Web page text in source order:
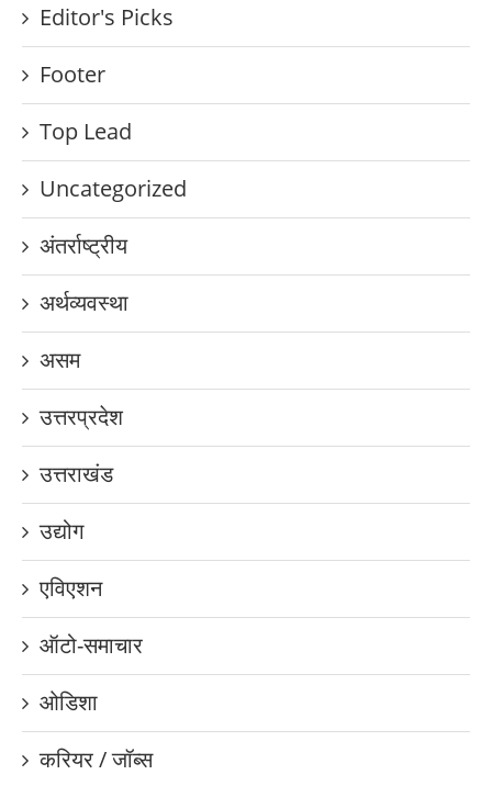
Editor's Picks
Footer
Top Lead
Uncategorized
अंतर्राष्ट्रीय
अर्थव्यवस्था
असम
उत्तरप्रदेश
उत्तराखंड
उद्योग
एविएशन
ऑटो-समाचार
ओडिशा
करियर / जॉब्स